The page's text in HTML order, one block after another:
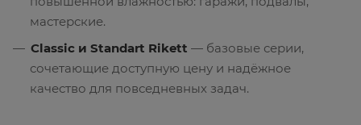
мастерские.
Classic и Standart Rikett — базовые серии,
сочетающие доступную цену и надёжное
качество для повседневных задач.